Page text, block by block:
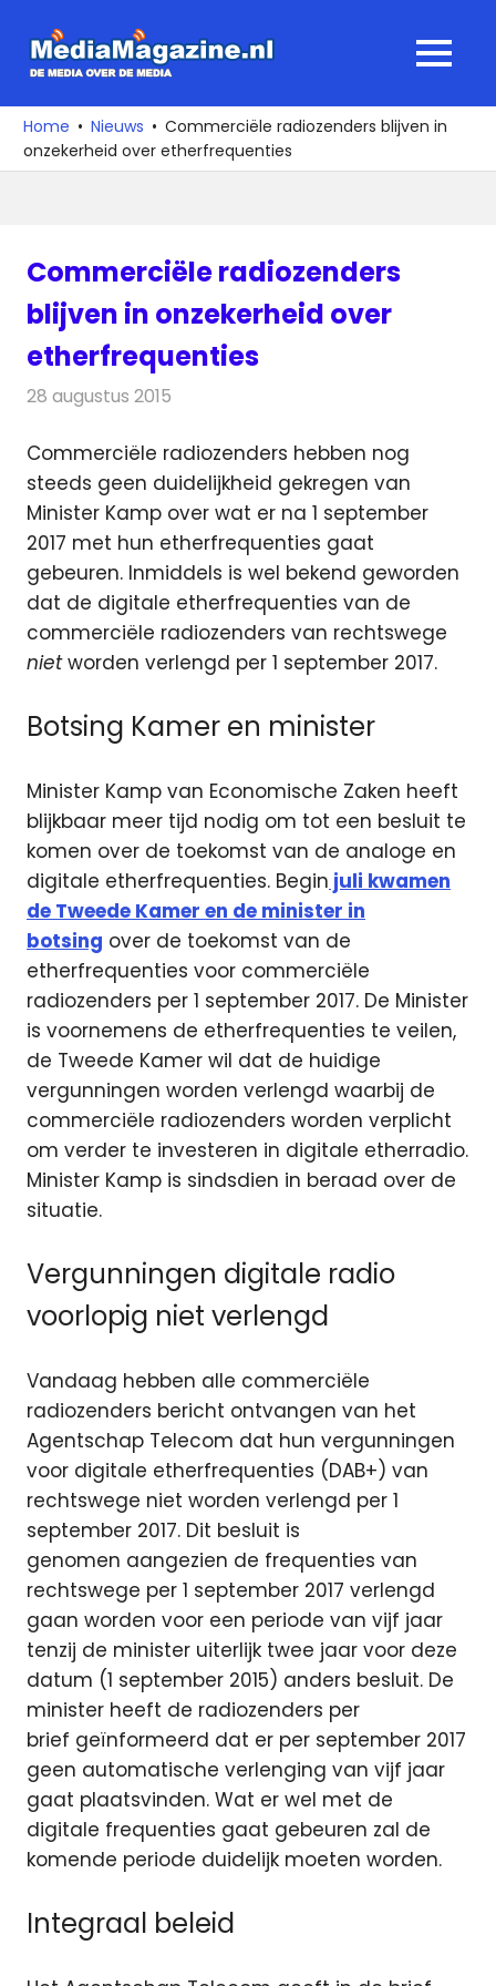
naar
media
over
de
MENU
Home Nieuws
Commerciële radiozenders blijven in
onzekerheid over etherfrequenties
Commerciële radiozenders
blijven in onzekerheid over
etherfrequenties
28 augustus 2015
Commerciële radiozenders hebben nog
steeds geen duidelijkheid gekregen van
Minister Kamp over wat er na 1 september
2017 met hun etherfrequenties gaat
gebeuren. Inmiddels is wel bekend geworden
dat de digitale etherfrequenties van de
commerciële radiozenders van rechtswege
nietworden verlengd per 1 september 2017.
Botsing Kamer en minister
Minister Kamp van Economische Zaken heeft
blijkbaar meer tijd nodig om tot een besluit te
komen over de toekomst van de analoge en
digitale etherfrequenties. Begin juli kwamen
de Tweede Kamer en de minister in
botsing over de toekomst van de
etherfrequenties voor commerciële
radiozenders per 1 september 2017. De Minister
is voornemens de etherfrequenties te veilen,
de Tweede Kamer wil dat de huidige
vergunningen worden verlengd waarbij de
commerciële radiozenders worden verplicht
om verder te investeren in digitale etherradio.
Minister Kamp is sindsdien in beraad over de
situatie.
Vergunningen digitale radio
voorlopig niet verlengd
Vandaag hebben alle commerciële
radiozenders bericht ontvangen van het
Agentschap Telecom dat hun vergunningen
voor digitale etherfrequenties (DAB+) van
rechtswege niet worden verlengd per 1
september 2017. Dit besluit is
genomen aangezien de frequenties van
rechtswege per 1 september 2017 verlengd
gaan worden voor een periode van vijf jaar
tenzij de minister uiterlijk twee jaar voor deze
datum (1 september 2015) anders besluit. De
minister heeft de radiozenders per
brief geïnformeerd dat er per september 2017
geen automatische verlenging van vijf jaar
gaat plaatsvinden. Wat er wel met de
digitale frequenties gaat gebeuren zal de
komende periode duidelijk moeten worden.
Integraal beleid